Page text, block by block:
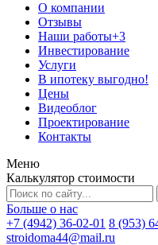
О компании
Отзывы
Наши работы+3
Инвестирование
Услуги
В ипотеку выгодно!
Цены
Видеоблог
Проектирование
Контакты
Меню
Калькулятор стоимости
Больше о нас
+7 (4942) 36-02-01 8 (953)
stroidoma44@mail.ru